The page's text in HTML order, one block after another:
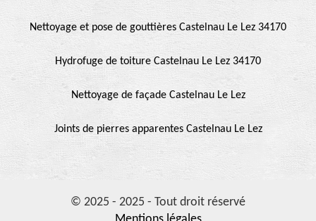
Nettoyage et pose de gouttières Castelnau Le Lez 34170
Hydrofuge de toiture Castelnau Le Lez 34170
Nettoyage de façade Castelnau Le Lez
Joints de pierres apparentes Castelnau Le Lez
© 2025 - 2025 - Tout droit réservé